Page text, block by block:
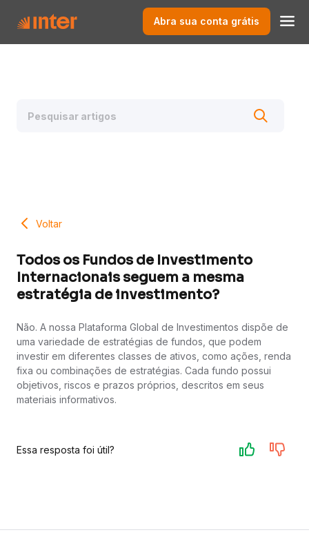
Abra sua conta grátis
Voltar
Todos os Fundos de Investimento
Internacionais seguem a mesma
estratégia de investimento?
Não. A nossa Plataforma Global de Investimentos dispõe de
uma variedade de estratégias de fundos, que podem
investir em diferentes classes de ativos, como ações, renda
fixa ou combinações de estratégias. Cada fundo possui
objetivos, riscos e prazos próprios, descritos em seus
materiais informativos.
Essa resposta foi útil?